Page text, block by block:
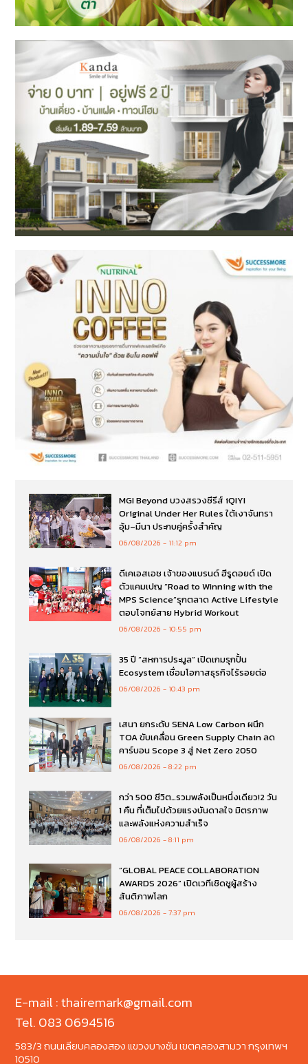
MGI Beyond บวงสรวงซีรีส์ iQIYI
Original Under Her Rules ใต้เงาจันทรา
อุ้ม–มีนา ประกบคู่ครั้งสำคัญ
06/08/2026 11:12 pm
ดีเคเอสเอช เจ้าของแบรนด์ ฮีรูดอยด์ เปิด
ตัวแคมเปญ “Road to Winning with the
MPS Science”รุกตลาด Active Lifestyle
ตอบโจทย์สาย Hybrid Workout
06/08/2026 10:55 pm
35 ปี “สหการประมูล” เปิดเกมรุกปั้น
Ecosystem เชื่อมโอกาสธุรกิจไร้รอยต่อ
06/08/2026 10:43 pm
เสนา ยกระดับ SENA Low Carbon ผนึก
TOA ขับเคลื่อน Green Supply Chain ลด
คาร์บอน Scope 3 สู่ Net Zero 2050
06/08/2026 8:22 pm
กว่า 500 ชีวิต…รวมพลังเป็นหนึ่งเดียว!2 วัน
1 คืน ที่เต็มไปด้วยแรงบันดาลใจ มิตรภาพ
และพลังแห่งความสำเร็จ
06/08/2026 8:11 pm
“GLOBAL PEACE COLLABORATION
AWARDS 2026” เปิดเวทีเชิดชูผู้สร้าง
สันติภาพโลก
06/08/2026 7:37 pm
E-mail : thairemark@gmail.com
Tel. 083 0694516
583/3 ถนนเลียบคลองสอง แขวงบางชัน เขตคลองสามวา กรุงเทพฯ
10510